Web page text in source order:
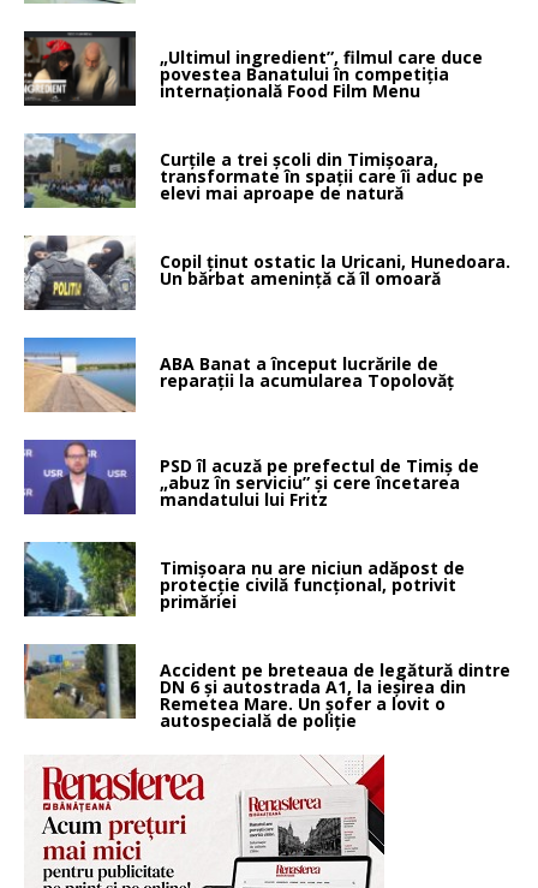
„Ultimul ingredient”, filmul care duce
povestea Banatului în competiția
internațională Food Film Menu
Curțile a trei școli din Timișoara,
transformate în spații care îi aduc pe
elevi mai aproape de natură
Copil ținut ostatic la Uricani, Hunedoara.
Un bărbat amenință că îl omoară
ABA Banat a început lucrările de
reparații la acumularea Topolovăț
PSD îl acuză pe prefectul de Timiș de
„abuz în serviciu” și cere încetarea
mandatului lui Fritz
Timișoara nu are niciun adăpost de
protecție civilă funcțional, potrivit
primăriei
Accident pe breteaua de legătură dintre
DN 6 și autostrada A1, la ieșirea din
Remetea Mare. Un șofer a lovit o
autospecială de poliție